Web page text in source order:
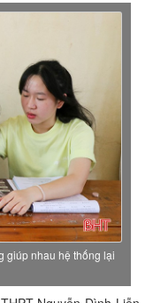
giúp nhau hệ thống lại